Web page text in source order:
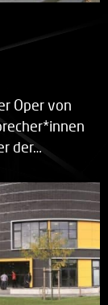
Oper von
der…